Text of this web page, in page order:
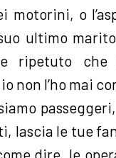
motorini, o
ultimo
ripetuto
non l’ho mai
lascia le tue
dire, le